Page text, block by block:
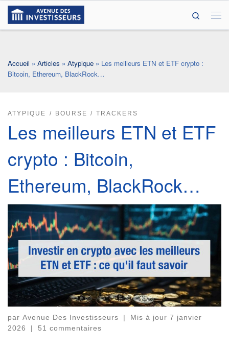
Passer au contenu
Search
Accueil » Articles » Atypique » Les meilleurs ETN et ETF crypto :
Bitcoin, Ethereum, BlackRock…
ATYPIQUE BOURSE TRACKERS
Les meilleurs ETN et ETF
crypto : Bitcoin,
Ethereum, BlackRock…
par Avenue Des Investisseurs | Mis à jour 7 janvier
2026
| 51 commentaires